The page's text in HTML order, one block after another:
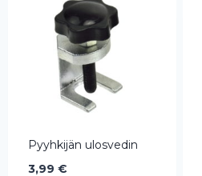
Pyyhkijän ulosvedin
3,99 €